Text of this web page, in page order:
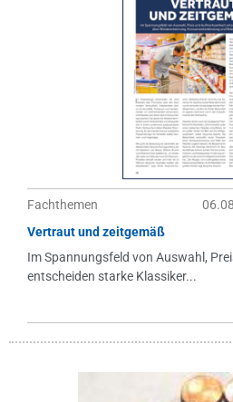
Fachthemen
Vertraut und zeitgemäß
Im Spannungsfeld von Auswahl,
entscheiden starke Klassiker...